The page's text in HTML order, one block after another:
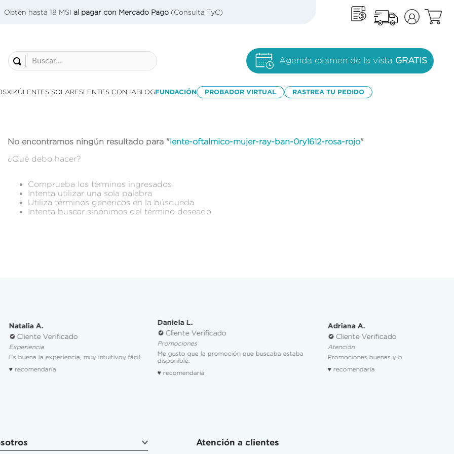
Obtén hasta 18 MSI al pagar con Mercado Pago (Consulta TyC)
Buscar...
Agenda examen de la vista GRATIS
XIKÚLENTES SOLARESLENTES CON IABLOGFUNDACIÓN PROBADOR VIRTUAL RASTREA TU PEDIDO
No encontramos ningún resultado para " lente-oftalmico-mujer-ray-ban-0ry1612-rosa-rojo"
¿Qué debo hacer?
Comprueba los términos ingresados
Intenta utilizar una sola palabra
Utiliza términos genéricos en la búsqueda
Intenta buscar sinónimos del término deseado
muy intuitivoy fácil.
Me gusto que la promoción que buscaba estaba
disponible.
Promociones buenas y buena atención postventa.
Atención a clientes